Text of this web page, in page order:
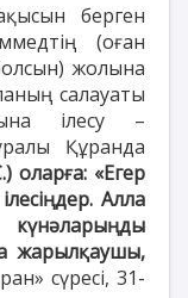
берген
(оған
жолына
салауаты
ілесу –
Құранда
оларға: «Егер
Алла
жарылқаушы,
сүресі, 31-